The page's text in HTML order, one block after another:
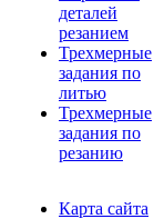
деталей
резанием
Трехмерные
задания по
литью
Трехмерные
задания по
резанию
Карта сайта